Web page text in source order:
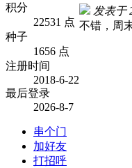
积分
22531 点
种子
1656 点
注册时间
2018-6-22
最后登录
2026-8-7
串个门
加好友
打招呼
发表于
不错，周